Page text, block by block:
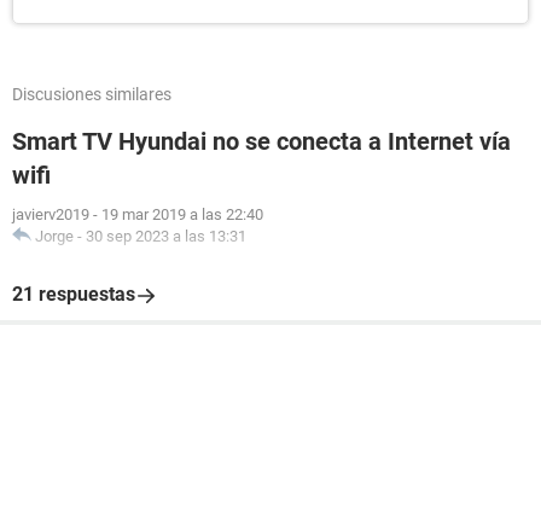
Discusiones similares
Smart TV Hyundai no se conecta a Internet vía
wifi
javierv2019 - 19 mar 2019 a las 22:40
Jorge - 30 sep 2023 a las 13:31
21 respuestas